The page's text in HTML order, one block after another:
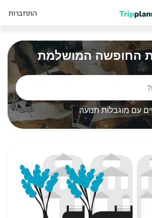
התחברות
החופשה המושלמת
עם מוגבלות תנועה